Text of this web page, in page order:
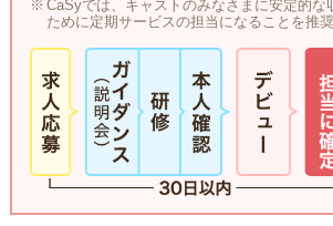
CaSyでは、キャストのみなさまに安定的な
ために定期サービスの担当になることを推